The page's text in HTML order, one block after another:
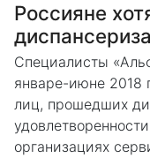
Россияне
Специалисты
январе-июне 2018
лиц, прошедших
организациях